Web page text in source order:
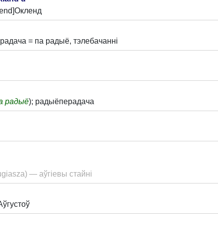
= па радыё, тэлебачанні
радыё); радыёперадача
— аўгіевы стайні